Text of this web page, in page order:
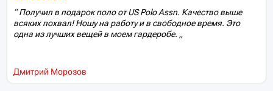
Получил в подарок поло от US Polo Assn. Качество выше
всяких похвал! Ношу на работу и в свободное время. Это
одна из лучших вещей в моем гардеробе.
Дмитрий Морозов